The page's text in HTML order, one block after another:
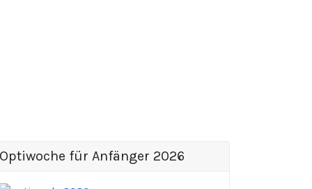
Optiwoche für Anfänger 2026